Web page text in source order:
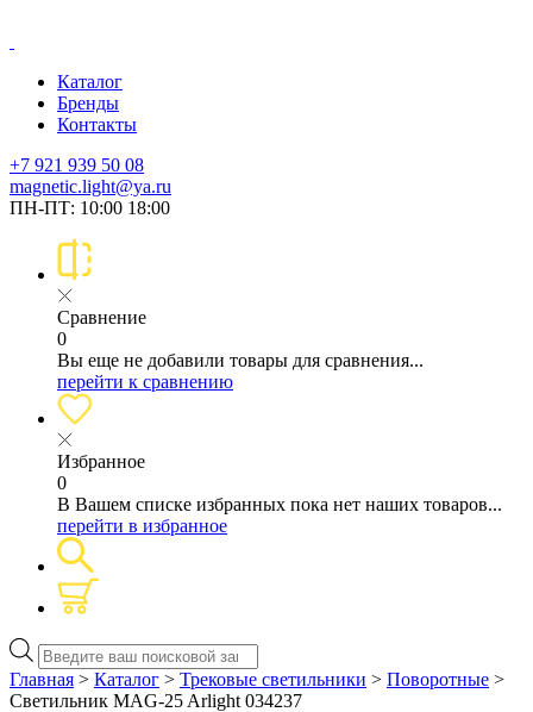
Каталог
Бренды
Контакты
+7 921 939 50 08
magnetic.light@ya.ru
ПН-ПТ: 10:00 18:00
Сравнение
0
Вы еще не добавили товары для сравнения...
перейти к сравнению
Избранное
0
В Вашем списке избранных пока нет наших товаров...
перейти в избранное
Поиск
товаров
Главная > Каталог > Трековые светильники > Поворотные >
Светильник MAG-25 Arlight 034237